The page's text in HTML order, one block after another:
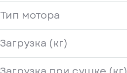
Тип мотора
Загрузка (кг)